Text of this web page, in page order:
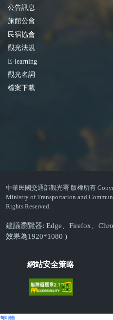
公告訊息
旅館公會
民宿協會
觀光法規
E-learning
觀光名詞
檔案下載
中華民國交通部觀光署 版權所有
Ministry of Transportation and
Rights Reserved.
建議瀏覽器: Edge、Firefox、
效果為1920*1080 )
網站安全策略